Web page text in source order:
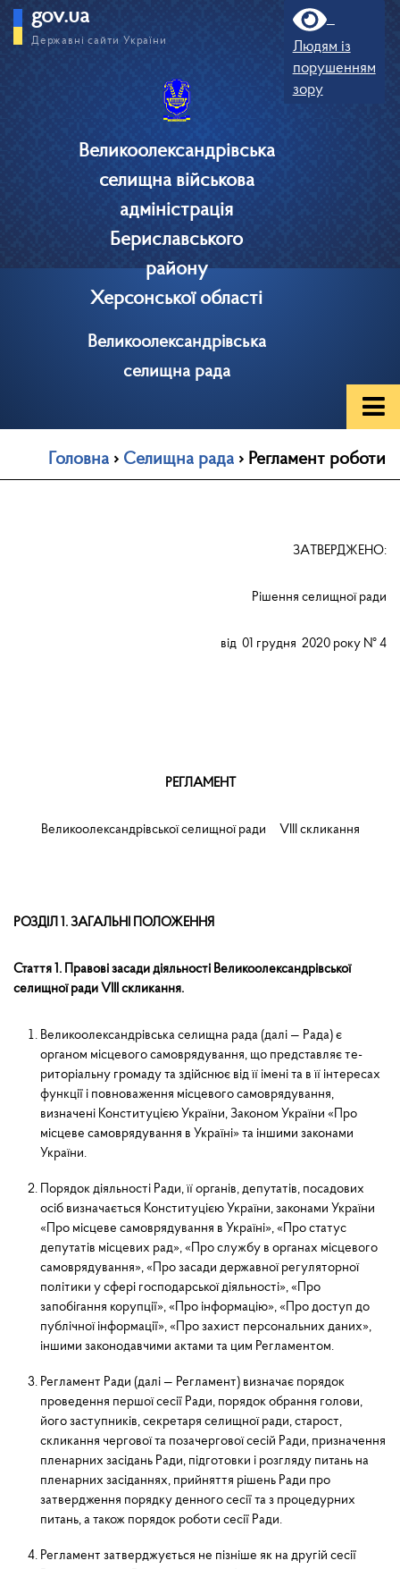
gov.ua
Державні сайти України
Великоолександрівська
селищна військова
адміністрація
Бериславського
району
Херсонської області
Великоолександрівська
селищна рада
Людям із
порушенням
зору
Головна › Селищна рада › Регламент роботи
ЗАТВЕРДЖЕНО:
Рішення селищної ради
від 01 грудня 2020 року № 4
РЕГЛАМЕНТ
Великоолександрівської селищної ради VІІІ скликання
РОЗДІЛ 1. ЗАГАЛЬНІ ПОЛОЖЕННЯ
Стаття 1. Правові засади діяльності Великоолександрівської
селищної радиVІІІ скликання.
Великоолександрівська селищна рада (далі — Рада) є
органом місцевого самоврядування, що представляє те­
риторіальну громаду та здійснює від її імені та в її інтересах
функції і повноваження місцевого самоврядування,
визначені Конституцією України, Законом України «Про
місцеве самоврядування в Україні» та іншими законами
України.
Порядок діяльності Ради, її органів, депутатів, посадових
осіб визначається Конституцією України, за­конами України
«Про місцеве самоврядування в Україні», «Про статус
депутатів місцевих рад», «Про службу в органах місцевого
самоврядування», «Про засади державної регуляторної
політики у сфері господарської діяльності», «Про
запобігання корупції», «Про інформацію», «Про доступ до
публічної інформації», «Про захист персональних даних»,
іншими законодавчими актами та цим Регламентом.
Регламент Ради (далі — Регламент) визначає порядок
проведення першої сесії Ради, порядок обрання голови,
його заступників, секретаря селищної ради, старост,
скликання чергової та позачер­гової сесій Ради, призначення
пленарних засідань Ради, підготовки і розгляду питань на
пленарних засіданнях, прийняття рішень Ради про
затвердження порядку денного сесії та з процедурних
питань, а також порядок ро­боти сесії Ради.
Регламент затверджується не пізніше як на другій сесії